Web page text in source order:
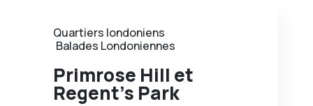
Quartiers londoniens
Balades Londoniennes
Primrose Hill et
Regent’s Park